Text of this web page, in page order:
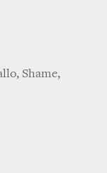
Shame,